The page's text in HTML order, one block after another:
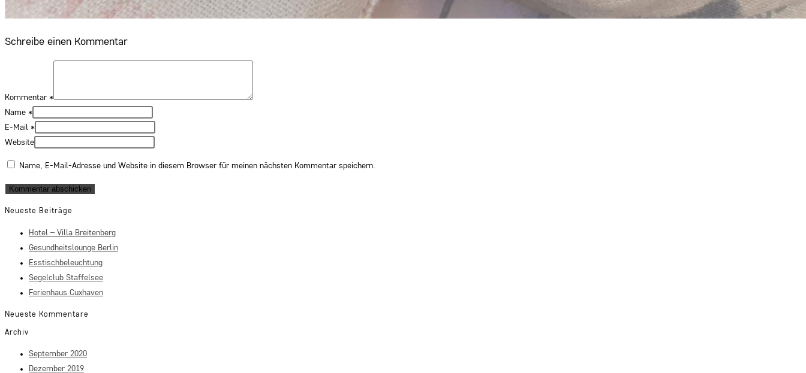
Schreibe einen Kommentar
Kommentar *
Name *
E-Mail *
Website
Name, E-Mail-Adresse und Website in diesem Browser für meinen nächsten Kommentar speichern.
Neueste Beiträge
Hotel – Villa Breitenberg
Gesundheitslounge Berlin
Esstischbeleuchtung
Segelclub Staffelsee
Ferienhaus Cuxhaven
Neueste Kommentare
Archiv
September 2020
Dezember 2019